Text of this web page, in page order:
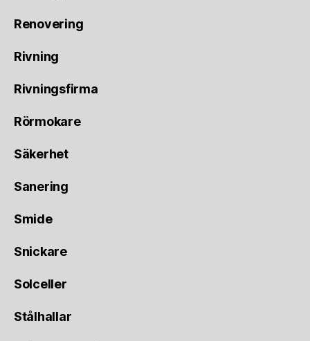
Renovering
Rivning
Rivningsfirma
Rörmokare
Säkerhet
Sanering
Smide
Snickare
Solceller
Stålhallar